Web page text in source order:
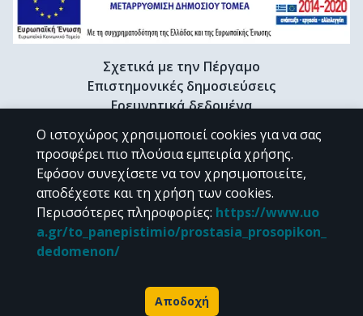
Σχετικά με την Πέργαμο
Επιστημονικές δημοσιεύσεις
Ερευνητικά δεδομένα
Διδακτορικές διατριβές & Γκρίζα βιβλιογραφία
Προφίλ Ερευνητή
CC BY-NC 4.0
Εκτός αν αναφέρεται διαφορετικά, το υλικό της "Περγάμου" διατίθεται
Powered by
Ο ιστοχώρος χρησιμοποιεί cookies για να σας
προσφέρει πιο πλούσια εμπειρία χρήσης.
Εφόσον συνεχίσετε να τον χρησιμοποιείτε,
αποδέχεστε και τη χρήση των cookies.
Περισσότερες πληροφορίες: https://www.uo
a.gr/to_panepistimio/prostasia_prosopikon_
dedomenon/
Αποδοχή